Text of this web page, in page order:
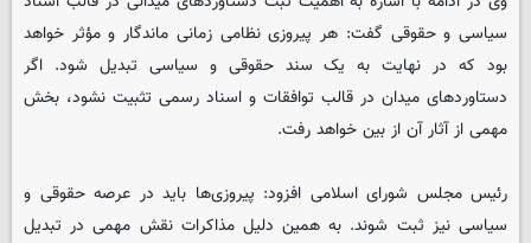
سیاسی و حقوقی گفت: هر پیروزی نظامی زمانی ماندگار و مؤثر خواهد
بود که در نهایت به یک سند حقوقی و سیاسی تبدیل شود. اگر
دستاوردهای میدان در قالب توافقات و اسناد رسمی تثبیت نشود، بخش
مهمی از آثار آن از بین خواهد رفت.
رئیس مجلس شورای اسلامی افزود: پیروزی‌ها باید در عرصه حقوقی و
سیاسی نیز ثبت شوند. به همین دلیل مذاکرات نقش مهمی در تبدیل